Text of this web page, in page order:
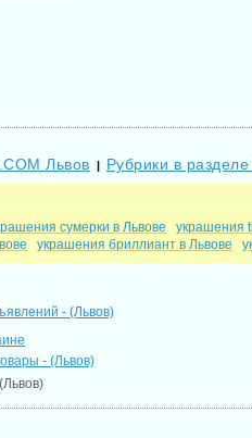
Львов | Рубрики в
сумерки в Львове украшения
украшения бриллиант в Львове
- (Львов)
- (Львов)